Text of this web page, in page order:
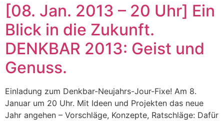
[08. Jan. 2013 – 20 Uhr] Ein
Blick in die Zukunft.
DENKBAR 2013: Geist und
Genuss.
Einladung zum Denkbar-Neujahrs-Jour-Fixe! Am 8.
Januar um 20 Uhr. Mit Ideen und Projekten das neue
Jahr angehen – Vorschläge, Konzepte, Ratschläge: Dafür